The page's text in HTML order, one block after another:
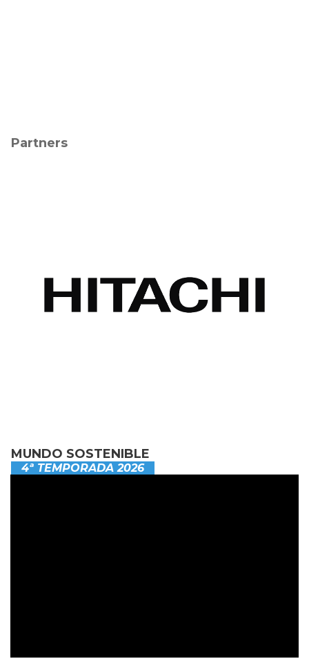
Partners
MUNDO SOSTENIBLE
4ª TEMPORADA 2026